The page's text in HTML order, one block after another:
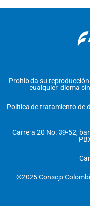
Prohibida su
cualquier idioma
Política de tratamiento de
Carrera 20 No. 39-52,
©2025 Consejo